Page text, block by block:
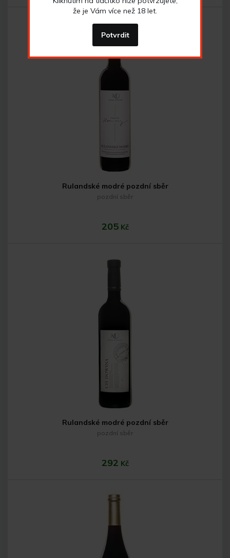
Rulandské modré pozdní sběr
pozdní sběr
205 Kč
Do košíku
Rulandské modré pozdní sběr
pozdní sběr
292 Kč
že je Vám více než 18 let.
Potvrdit